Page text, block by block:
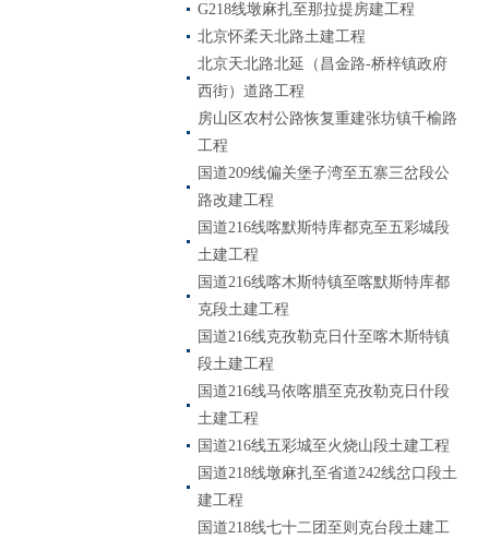
G218线墩麻扎至那拉提房建工程
北京怀柔天北路土建工程
北京天北路北延（昌金路-桥梓镇政府
西街）道路工程
房山区农村公路恢复重建张坊镇千榆路
工程
国道209线偏关堡子湾至五寨三岔段公
路改建工程
国道216线喀默斯特库都克至五彩城段
土建工程
国道216线喀木斯特镇至喀默斯特库都
克段土建工程
国道216线克孜勒克日什至喀木斯特镇
段土建工程
国道216线马依喀腊至克孜勒克日什段
土建工程
国道216线五彩城至火烧山段土建工程
国道218线墩麻扎至省道242线岔口段土
建工程
国道218线七十二团至则克台段土建工